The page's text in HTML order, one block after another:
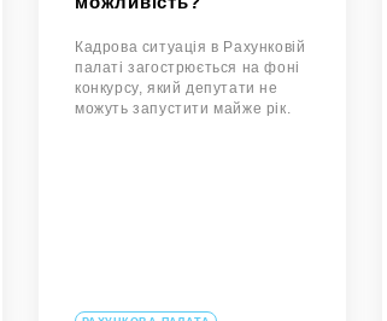
Кадрова ситуація в Рахунковій
палаті загострюється на фоні
конкурсу, який депутати не
можуть запустити майже рік.